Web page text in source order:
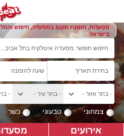
מסעדות, הזמנת מקום במסעדה, חיפוש
בישראל
צמחוני טבעוני כשר
אירועים